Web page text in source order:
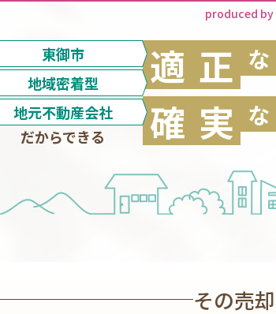
produced by
東御市
地域密着型
地元不動産会社
だからできる
適 正 な
確 実 な
その売却